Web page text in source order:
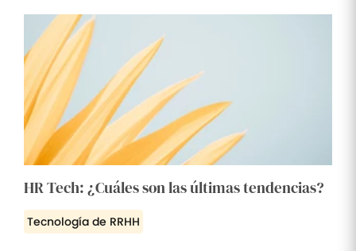
HR Tech: ¿Cuáles son las últimas tendencias?
Tecnología de RRHH